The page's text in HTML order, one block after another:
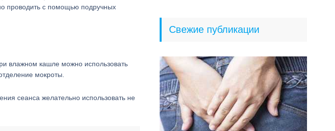
проводить с помощью подручных
влажном кашле можно использовать
мокроты.
сеанса желательно использовать не
Свежие публикации